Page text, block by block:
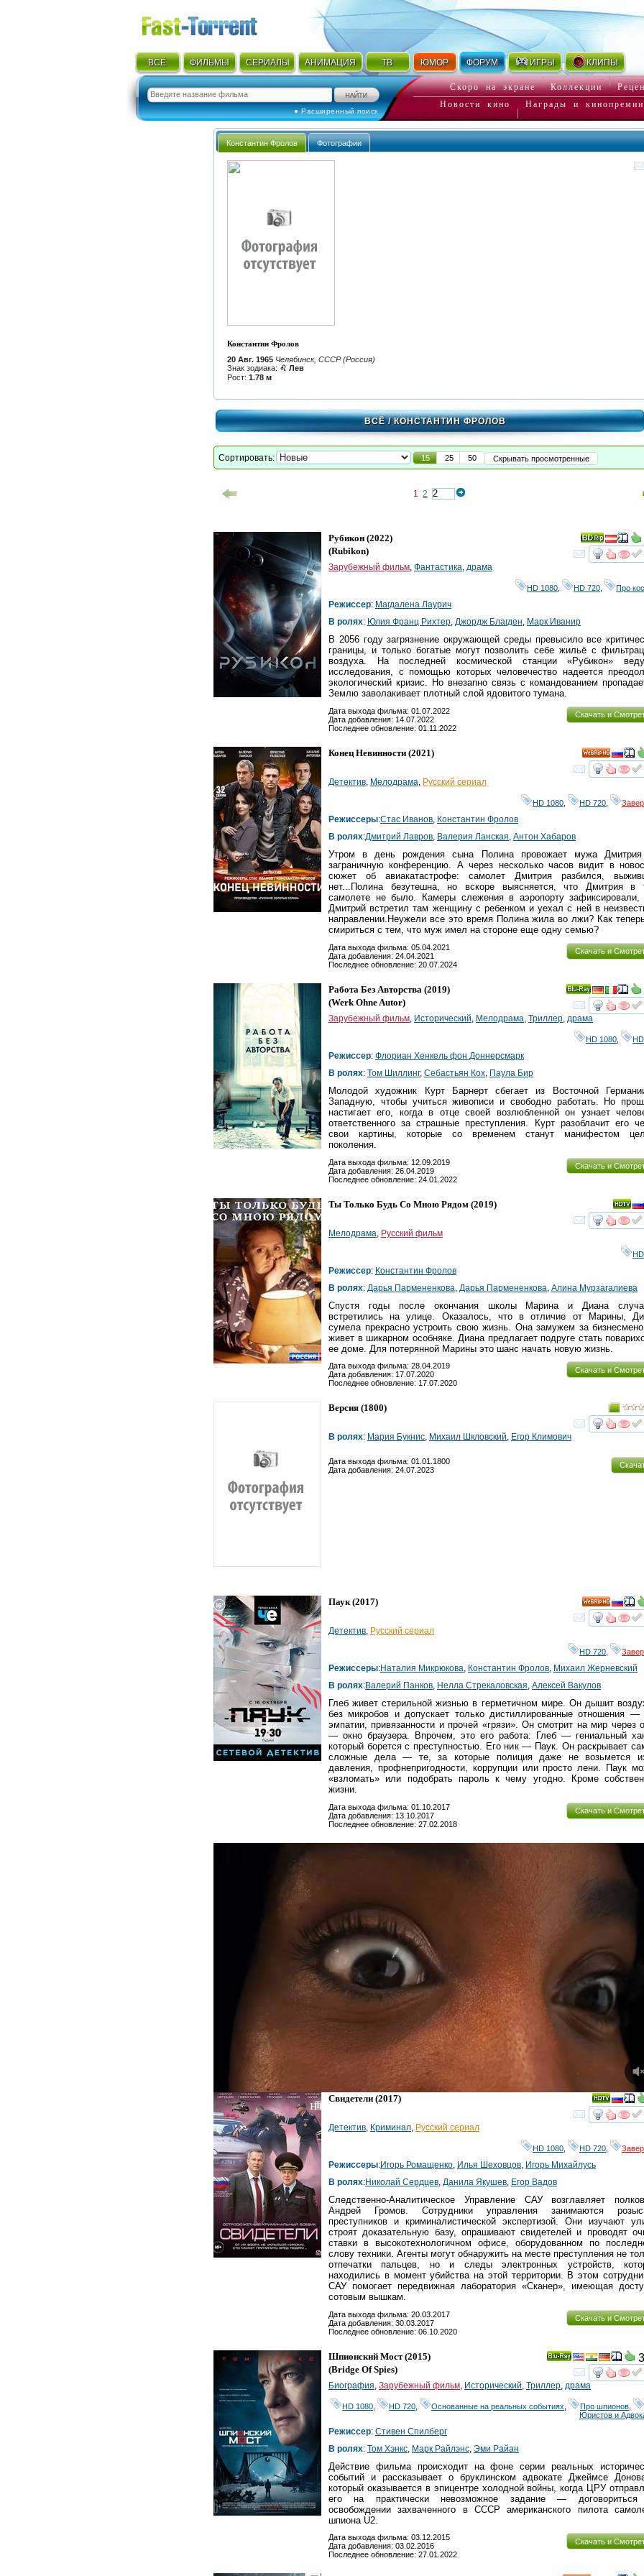
ВСЁ ФИЛЬМЫ СЕРИАЛЫ АНИМАЦИЯ ТВ ЮМОР ФОРУМ ИГРЫ КЛИПЫ
● Расширенный поиск
Скоро на экране Коллекции
Новости кино
Награды и кинопремии
Константин Фролов Фотографии
Константин Фролов
20 Авг. 1965 Челябинск, СССР (Россия)
Знак зодиака: ♌ Лев
Рост: 1.78 м
ВСЁ/ КОНСТАНТИН ФРОЛОВ
Сортировать: 15 25 50 Скрывать просмотренные
1 2
Рубикон (2022)
(Rubikon)
Зарубежный фильм, Фантастика, драма
HD 1080 HD 720 Про
Режиссер: Магдалена Лаурич
В ролях: Юлия Франц Рихтер, Джордж Благден, Марк Иванир
В 2056 году загрязнение окружающей среды превысило все
границы, и только богатые могут позволить себе жильё с
воздуха. На последней космической станции «Рубикон»
исследования, с помощью которых человечество надеется
экологический кризис. Но внезапно связь с командованием
Землю заволакивает плотный слой ядовитого тумана.
Скачать и
Дата выхода фильма: 01.07.2022
Дата добавления: 14.07.2022
Последнее обновление: 01.11.2022
HD
Конец Невинности (2021)
Детектив, Мелодрама, Русский сериал
HD 1080 HD 720
Режиссеры:Стас Иванов, Константин Фролов
В ролях:Дмитрий Лавров, Валерия Ланская, Антон Хабаров
Утром в день рождения сына Полина провожает мужа
заграничную конференцию. А через несколько часов видит в
сюжет об авиакатастрофе: самолет Дмитрия разбился,
нет...Полина безутешна, но вскоре выясняется, что Дмитрия в
самолете не было. Камеры слежения в аэропорту зафиксировали,
Дмитрий встретил там женщину с ребенком и уехал с ней в
направлении.Неужели все это время Полина жила во лжи? Как
смириться с тем, что муж имел на стороне еще одну семью?
Скачать и
Дата выхода фильма: 05.04.2021
Дата добавления: 24.04.2021
Последнее обновление: 20.07.2024
Работа Без Авторства (2019)
(Werk Ohne Autor)
Зарубежный фильм Исторический Мелодрама Триллер драма
HD 1080
Режиссер: Флориан Хенкель фон Доннерсмарк
В ролях: Том Шиллинг, Себастьян Кох Паула Бир
Молодой художник Курт Барнерт сбегает из Восточной
Западную, чтобы учиться живописи и свободно работать. Но
настигает его, когда в отце своей возлюбленной он узнает
ответственного за страшные преступления. Курт разоблачит его
свои картины, которые со временем станут манифестом
поколения.
Скачать и
Дата выхода фильма: 12.09.2019
Дата добавления: 26.04.2019
Последнее обновление: 24.01.2022
Ты Только Будь Со Мною Рядом (2019)
Мелодрама Русский фильм
Режиссер: Константин Фролов
В ролях: Дарья Пармененкова Дарья Пармененкова Алина Мурзагалиева
Спустя годы после окончания школы Марина и Диана
встретились на улице. Оказалось, что в отличие от Марины,
сумела прекрасно устроить свою жизнь. Она замужем за
живет в шикарном особняке. Диана предлагает подруге стать
ее доме. Для потерянной Марины это шанс начать новую жизнь.
Скачать и
Дата выхода фильма: 28.04.2019
Дата добавления: 17.07.2020
Последнее обновление: 17.07.2020
Версия (1800)
В ролях: Мария Букнис, Михаил Шкловский, Егор Климович
Дата выхода фильма: 01.01.1800
Дата добавления: 24.07.2023
HD
Паук(2017)
Детектив, Русский сериал
HD 720
Режиссеры:Наталия Микрюкова, Константин Фролов, Михаил Жерневский
В ролях:Валерий Панков, Нелла Стрекаловская, Алексей Вакулов
Глеб живет стерильной жизнью в герметичном мире. Он дышит
без микробов и допускает только дистиллированные отношения —
эмпатии, привязанности и прочей «грязи». Он смотрит на мир через
— окно браузера. Впрочем, это его работа: Глеб — гениальный
который борется с преступностью. Его ник — Паук. Он раскрывает
сложные дела — те, за которые полиция даже не возьмется
давления, профнепригодности, коррупции или просто лени. Паук
«взломать» или подобрать пароль к чему угодно. Кроме
жизни.
Скачать и
Дата выхода фильма: 01.10.2017
Дата добавления: 13.10.2017
Последнее обновление: 27.02.2018
Свидетели (2017)
Детектив, Криминал, Русский сериал
HD 1080 HD 720
Режиссеры:Игорь Ромащенко, Илья Шеховцов, Игорь Михайлусь
В ролях:Николай Сердцев, Данила Якушев, Егор Вадов
Следственно-Аналитическое Управление САУ возглавляет
Андрей Громов. Сотрудники управления занимаются
преступников и криминалистической экспертизой. Они изучают
строят доказательную базу, опрашивают свидетелей и проводят
ставки в высокотехнологичном офисе, оборудованном по
слову техники. Агенты могут обнаружить на месте преступления не
отпечатки пальцев, но и следы электронных устройств,
находились в момент убийства на этой территории. В этом
САУ помогает передвижная лаборатория «Сканер», имеющая
сотовым вышкам.
Скачать и
Дата выхода фильма: 20.03.2017
Дата добавления: 30.03.2017
Последнее обновление: 06.10.2020
Шпионский Мост(2015)
(Bridge Of Spies)
Биография Зарубежный фильм Исторический Триллер драма
HD 1080 HD 720 Основанные на реальных событиях Про шпионов
Юристов и
Режиссер: Стивен Спилберг
В ролях: Том Хэнкс Марк Райлэнс Эми Райан
Действие фильма происходит на фоне серии реальных
событий и рассказывает о бруклинском адвокате Джеймсе
который оказывается в эпицентре холодной войны, когда ЦРУ
его на практически невозможное задание —
освобождении захваченного в СССР американского пилота
шпиона U2.
Скачать и
Дата выхода фильма: 03.12.2015
Дата добавления: 03.02.2016
Последнее обновление: 27.01.2022